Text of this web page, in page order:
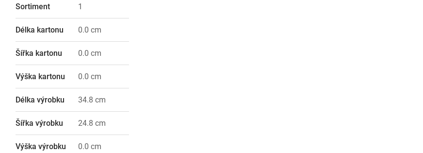
Sortiment 1
Délka kartonu 0.0 cm
Šířka kartonu 0.0 cm
Výška kartonu 0.0 cm
Délka výrobku 34.8 cm
Šířka výrobku 24.8 cm
Výška výrobku 0.0 cm